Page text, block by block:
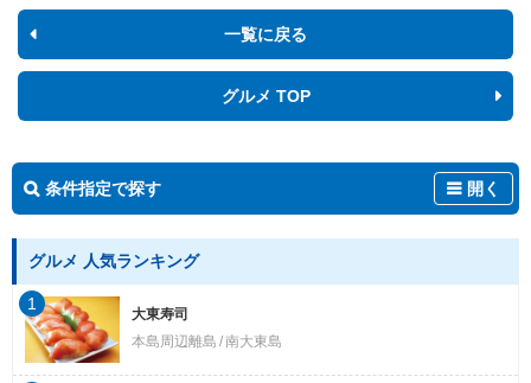
一覧に戻る
グルメ TOP
条件指定で探す 開く
グルメ 人気ランキング
大東寿司
本島周辺離島 南大東島
1